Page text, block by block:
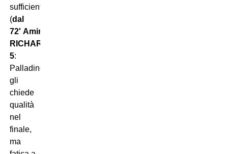
sufficiente.
(dal
72′ Amir
RICHARDSON
5:
Palladino
gli
chiede
qualità
nel
finale,
ma